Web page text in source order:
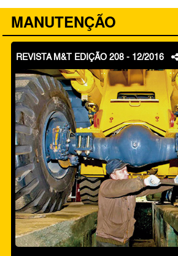
MANUTENÇÃO
REVISTA M&T EDIÇÃO 208 - 12/2016